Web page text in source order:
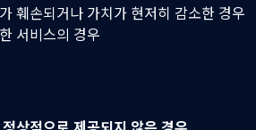
훼손되거나 가치가 현저히 감소한 경우
서비스의 경우